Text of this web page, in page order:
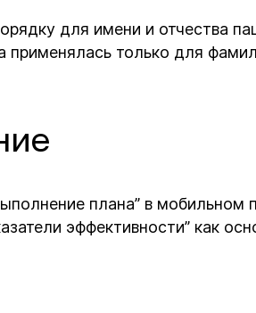
для имени и отчества
применялась только для
плана” в мобильном
эффективности” как